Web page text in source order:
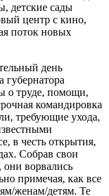
детские сады
центр с кино,
поток новых
день
губернатора
о труде, помощи,
командировка
требующие ухода,
в честь открытия,
Собрав свои
они ворвались
примечая, как все
женам/детям. Те